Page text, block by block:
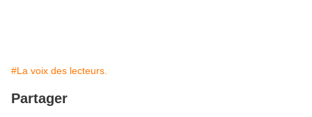
#La voix des lecteurs.
Partager